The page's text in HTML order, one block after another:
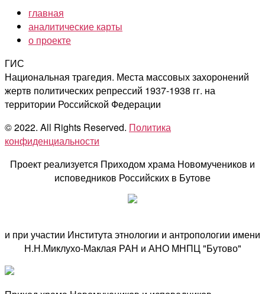
главная
аналитические карты
о проекте
ГИС
Национальная трагедия. Места массовых захоронений
жертв политических репрессий 1937-1938 гг. на
территории Российской Федерации
© 2022. All Rights Reserved. Политика
конфиденциальности
Проект реализуется Приходом храма Новомучеников и
исповедников Российских в Бутове
и при участии Института этнологии и антропологии имени
Н.Н.Миклухо-Маклая РАН и АНО МНПЦ "Бутово"